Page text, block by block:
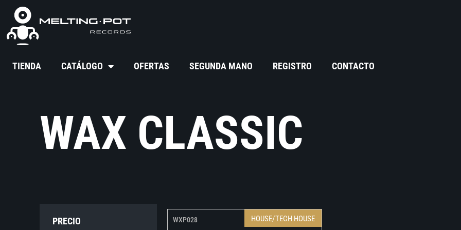
TIENDA CATÁLOGO OFERTAS SEGUNDA MANO REGISTRO CONTACTO
WAX CLASSIC
PRECIO WXP028 HOUSE/TECH HOUSE